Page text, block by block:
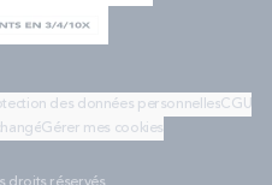
des données personnellesCGU
Gérer mes cookies